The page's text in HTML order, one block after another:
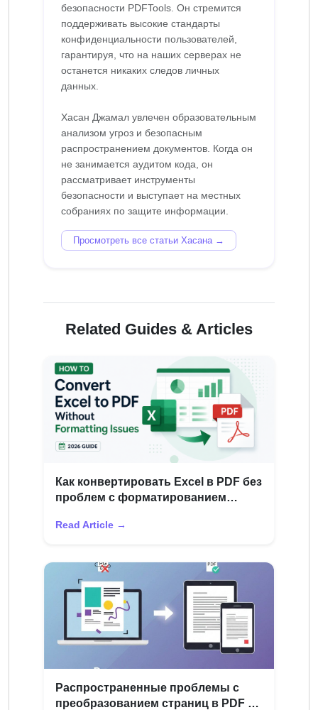
безопасности PDFTools. Он стремится
поддерживать высокие стандарты
конфиденциальности пользователей,
гарантируя, что на наших серверах не
останется никаких следов личных
данных.
Хасан Джамал увлечен образовательным
анализом угроз и безопасным
распространением документов. Когда он
не занимается аудитом кода, он
рассматривает инструменты
безопасности и выступает на местных
Просмотреть все статьи Хасана →
Related Guides & Articles
Как конвертировать Excel в PDF без
проблем с форматированием
Read Article →
Распространенные проблемы с
преобразованием страниц в PDF и